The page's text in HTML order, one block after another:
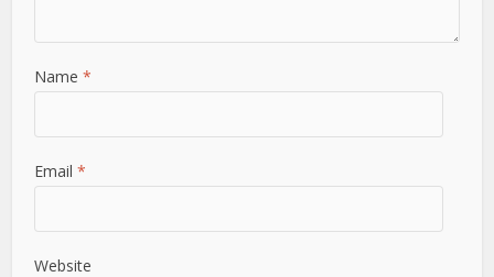
Name *
Email *
Website